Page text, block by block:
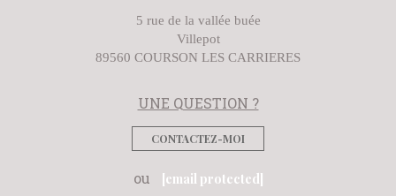
5 rue de la vallée buée
Villepot
89560 COURSON LES CARRIERES
UNE QUESTION ?
CONTACTEZ-MOI
ou [email protected]